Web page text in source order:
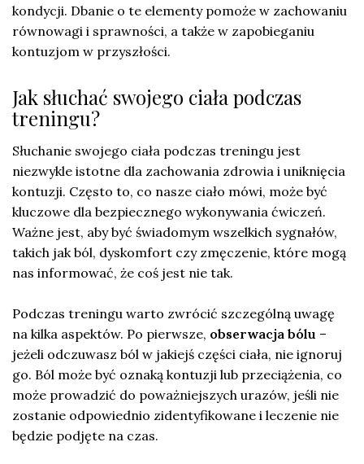
kondycji. Dbanie o te elementy pomoże w zachowaniu
równowagi i sprawności, a także w zapobieganiu
kontuzjom w przyszłości.
Jak słuchać swojego ciała podczas
treningu?
Słuchanie swojego ciała podczas treningu jest
niezwykle istotne dla zachowania zdrowia i uniknięcia
kontuzji. Często to, co nasze ciało mówi, może być
kluczowe dla bezpiecznego wykonywania ćwiczeń.
Ważne jest, aby być świadomym wszelkich sygnałów,
takich jak ból, dyskomfort czy zmęczenie, które mogą
nas informować, że coś jest nie tak.
Podczas treningu warto zwrócić szczególną uwagę
na kilka aspektów. Po pierwsze, obserwacja bólu –
jeżeli odczuwasz ból w jakiejś części ciała, nie ignoruj
go. Ból może być oznaką kontuzji lub przeciążenia, co
może prowadzić do poważniejszych urazów, jeśli nie
zostanie odpowiednio zidentyfikowane i leczenie nie
będzie podjęte na czas.